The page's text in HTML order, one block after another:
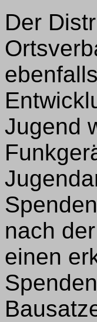
Der
Jugend
nach
einen